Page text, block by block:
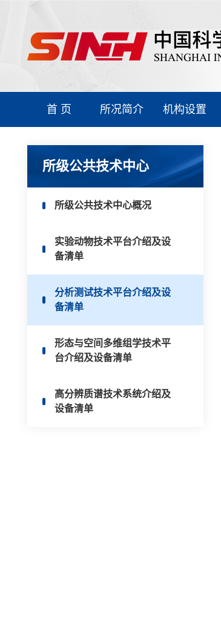
首 页 所况简介 机构设置
所级公共技术中心
所级公共技术中心概况
实验动物技术平台介绍及设
备清单
分析测试技术平台介绍及设
备清单
形态与空间多维组学技术平
台介绍及设备清单
高分辨质谱技术系统介绍及
设备清单